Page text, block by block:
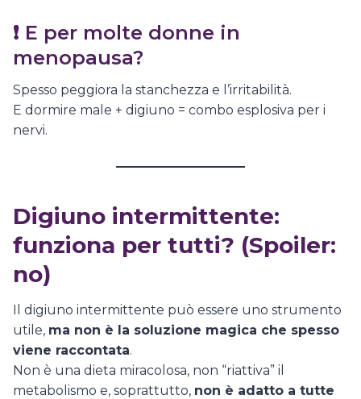
❗ E per molte donne in
menopausa?
Spesso peggiora la stanchezza e l’irritabilità.
E dormire male + digiuno = combo esplosiva per i
nervi.
Digiuno intermittente:
funziona per tutti? (Spoiler:
no)
Il digiuno intermittente può essere uno strumento
utile, ma non è la soluzione magica che spesso
viene raccontata.
Non è una dieta miracolosa, non “riattiva” il
metabolismo e, soprattutto, non è adatto a tutte